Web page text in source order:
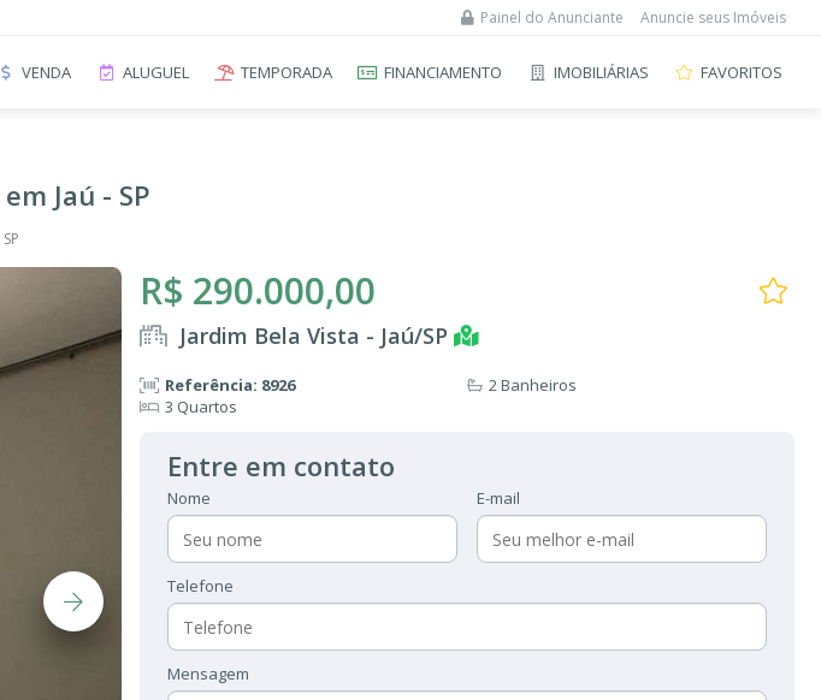
Painel do Anunciante Anuncie seus Imóveis
VENDA ALUGUEL TEMPORADA FINANCIAMENTO IMOBILIÁRIAS FAVORITOS
Jaú - SP
R$ 290.000,00
Jardim Bela Vista - Jaú/SP
Referência: 8926
3 Quartos
2 Banheiros
Entre em contato
Nome E-mail
Telefone
Mensagem